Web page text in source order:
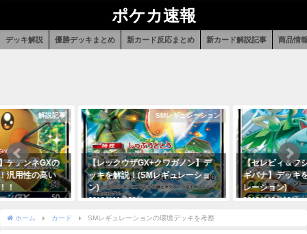
ポケカ速報
デッキ解説 優勝デッキまとめ 新カード反応まとめ 新カード解説記事 商品情
解説記事
ネGXの
の高い
SMレギュレーション
【レックウザGX+クワガノン】デ
ッキを解説！(SMレギュレーショ
ン)
2018年11月29日
SMレ
【セレビィ＆フシギバ
ギバナ】デッキを解説
レーション)
2018年12月12日
ホーム カード SMレギュレーションの環境デッキを考察